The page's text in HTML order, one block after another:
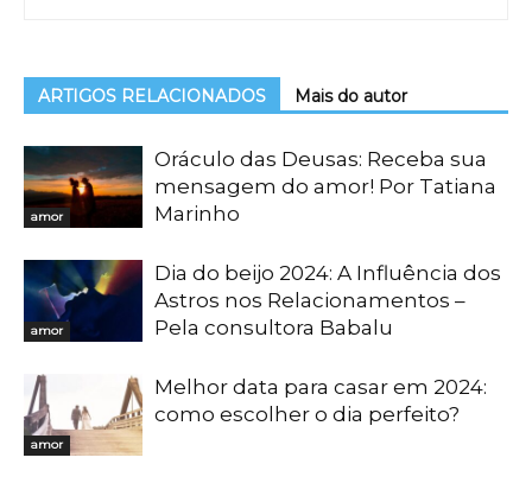
ARTIGOS RELACIONADOS Mais do autor
amor
Oráculo das Deusas: Receba sua
mensagem do amor! Por Tatiana
Marinho
amor
Dia do beijo 2024: A Influência dos
Astros nos Relacionamentos –
Pela consultora Babalu
amor
Melhor data para casar em 2024:
como escolher o dia perfeito?